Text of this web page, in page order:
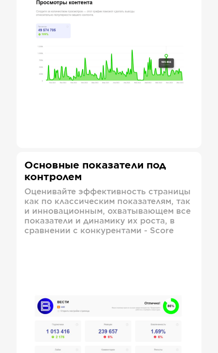
Основные показатели под
контролем
Оценивайте эффективность страницы
как по классическим показателям, так
и инновационным, охватывающем все
показатели и динамику их роста, в
сравнении с конкурентами - Score